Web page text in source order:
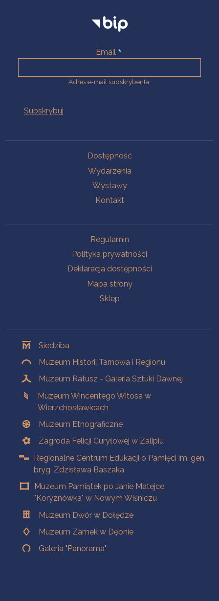
Email
Adres e-mail subskrybenta.
Dostępność
Wydarzenia
Wystawy
Kontakt
Regulamin
Polityka prywatności
Deklaracja dostępności
Mapa strony
Sklep
Siedziba
Muzeum Historii Tarnowa i Regionu
Muzeum Ratusz - Galeria Sztuki Dawnej
Muzeum Wincentego Witosa w
Wierzchosławicach
Muzeum Etnograficzne
Zagroda Felicji Curyłowej w Zalipiu
Regionalne Centrum Edukacji o Pamięci im. gen.
bryg. Zdzisława Baszaka
Muzeum Pamiątek po Janie Matejce
"Koryznówka" w Nowym Wiśniczu
Muzeum Dwór w Dołędze
Muzeum Zamek w Dębnie
Galeria "Panorama"